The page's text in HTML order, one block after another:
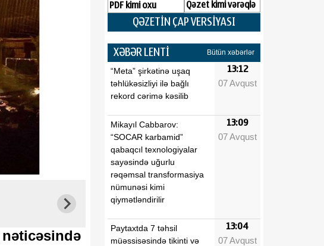
PDF kimi oxu Qəzet kimi vərəqlə
QƏZETİN ÇAP VERSİYASI
XƏBƏR LENTİ Bütün xəbərlər
“Meta” şirkətinə uşaq
təhlükəsizliyi ilə bağlı
rekord cərimə kəsilib
13:12
07 Avqust
Mikayıl Cabbarov:
“SOCAR karbamid”
qabaqcıl texnologiyalar
sayəsində uğurlu
rəqəmsal transformasiya
nümunəsi kimi
qiymətləndirilir
13:09
07 Avqust
Paytaxtda 7 təhsil
müəssisəsində tikinti və
13:04
07 Avqust